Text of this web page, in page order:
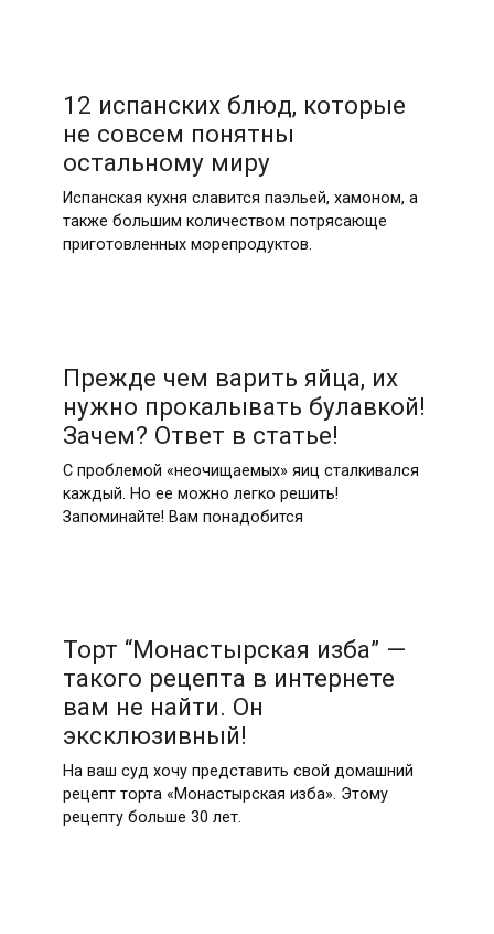
12 испанских блюд, которые
не совсем понятны
остальному миру
Испанская кухня славится паэльей, хамоном, а
также большим количеством потрясающе
приготовленных морепродуктов.
Прежде чем варить яйца, их
нужно прокалывать булавкой!
Зачем? Ответ в статье!
С проблемой «неочищаемых» яиц сталкивался
каждый. Но ее можно легко решить!
Запоминайте! Вам понадобится
Торт “Монастырская изба” —
такого рецепта в интернете
вам не найти. Он
эксклюзивный!
На ваш суд хочу представить свой домашний
рецепт торта «Монастырская изба». Этому
рецепту больше 30 лет.